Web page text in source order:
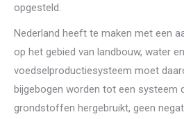
opgesteld.
Nederland heeft te maken met een
op het gebied van landbouw, water
voedselproductiesysteem moet
bijgebogen worden tot een systeem
grondstoffen hergebruikt, geen